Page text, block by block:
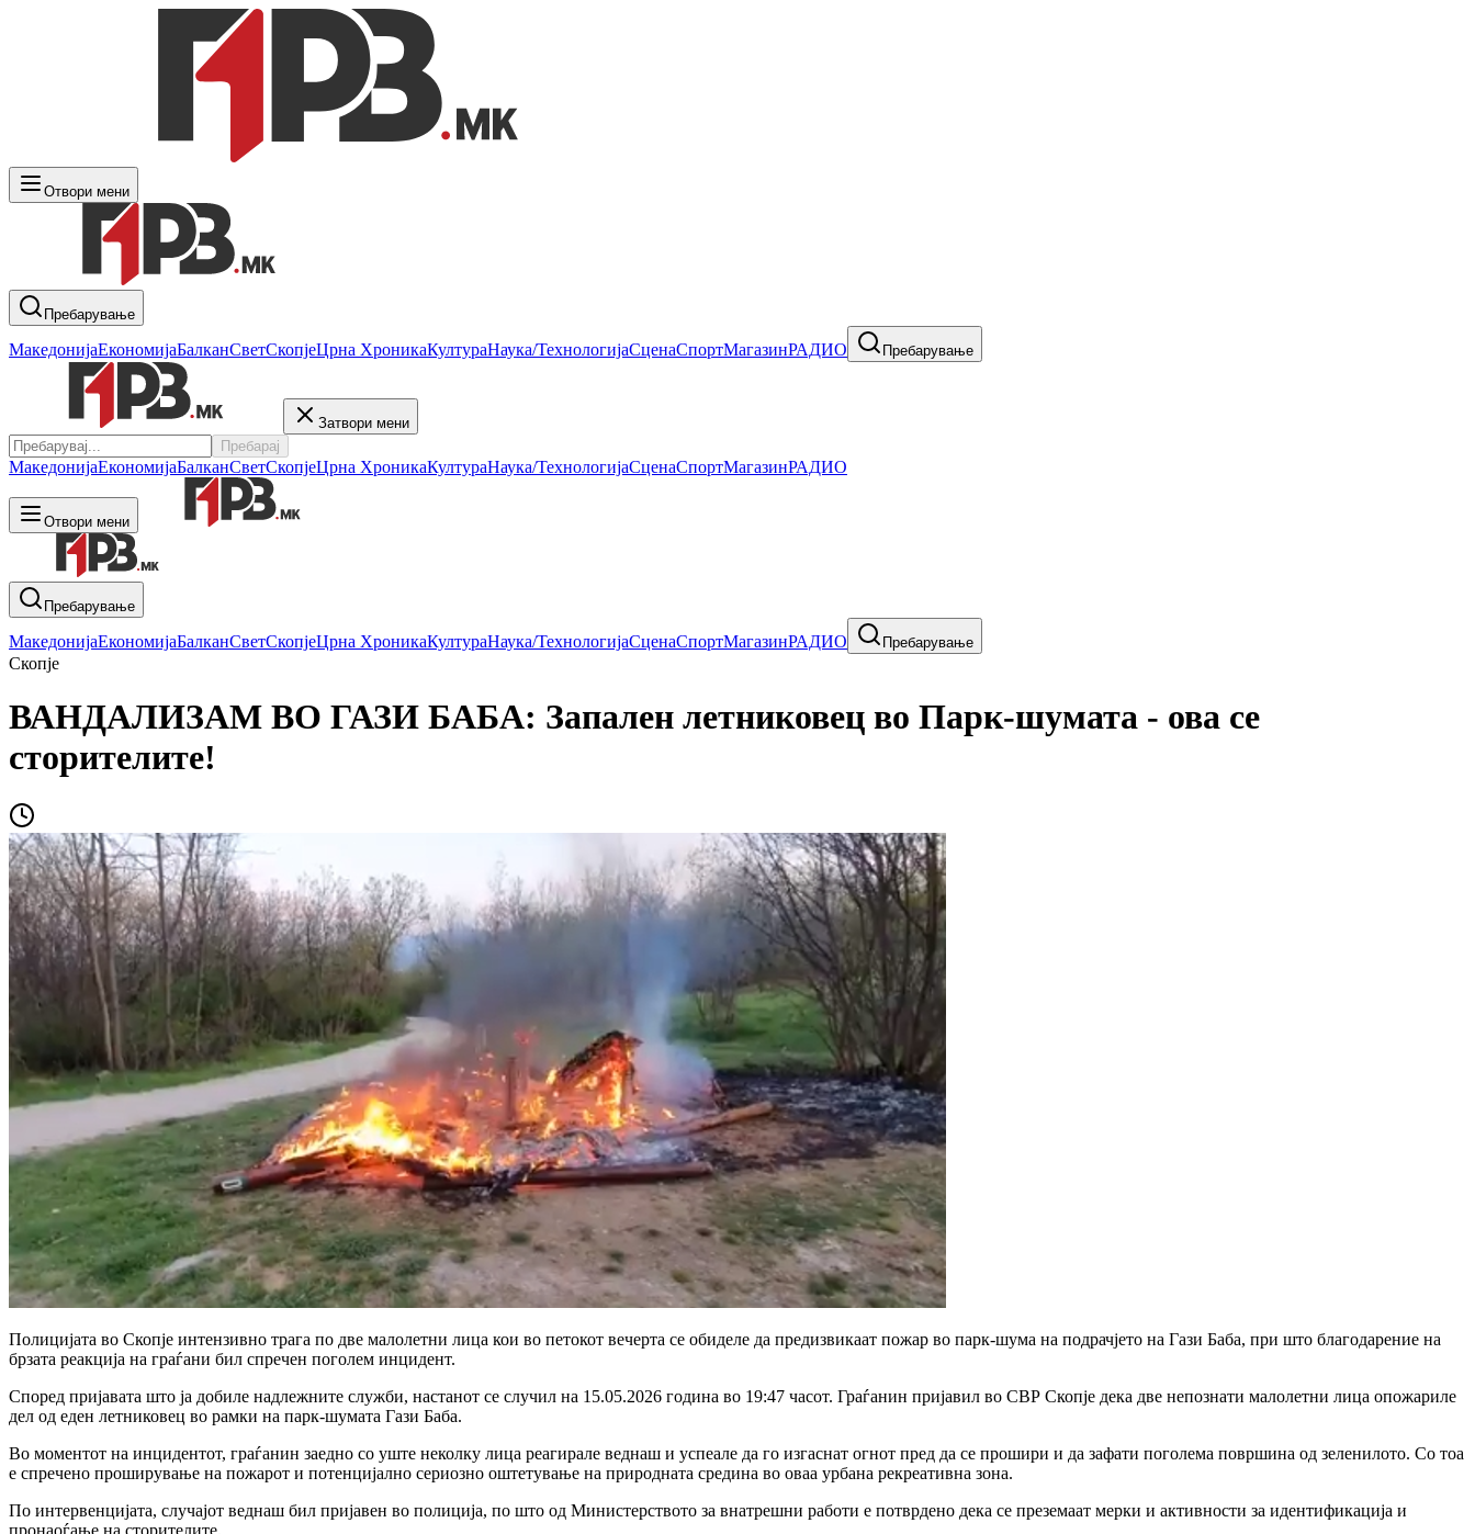
Отвори мени
Пребарување
МакедонијаЕкономијаБалканСветСкопјеЦрна ХроникаКултураНаука/ТехнологијаСценаСпортМагазинРАДИО Пребарување
Затвори мени
Пребарај
МакедонијаЕкономијаБалканСветСкопјеЦрна ХроникаКултураНаука/ТехнологијаСценаСпортМагазинРАДИО
Отвори мени
Пребарување
МакедонијаЕкономијаБалканСветСкопјеЦрна ХроникаКултураНаука/ТехнологијаСценаСпортМагазинРАДИО Пребарување
Скопје
ВАНДАЛИЗАМ ВО ГАЗИ БАБА: Запален летниковец во Парк-шумата - ова се
сторителите!
Полицијата во Скопје интензивно трага по две малолетни лица кои во петокот вечерта се обиделе да предизвикаат пожар во парк-шума на подрачјето на Гази Баба, при што благодарение на
брзата реакција на граѓани бил спречен поголем инцидент.
Според пријавата што ја добиле надлежните служби, настанот се случил на 15.05.2026 година во 19:47 часот. Граѓанин пријавил во СВР Скопје дека две непознати малолетни лица опожариле
дел од еден летниковец во рамки на парк-шумата Гази Баба.
Во моментот на инцидентот, граѓанин заедно со уште неколку лица реагирале веднаш и успеале да го изгаснат огнот пред да се прошири и да зафати поголема површина од зеленилото. Со тоа
е спречено проширување на пожарот и потенцијално сериозно оштетување на природната средина во оваа урбана рекреативна зона.
По интервенцијата, случајот веднаш бил пријавен во полиција, по што од Министерството за внатрешни работи е потврдено дека се преземаат мерки и активности за идентификација и
пронаоѓање на сторителите.